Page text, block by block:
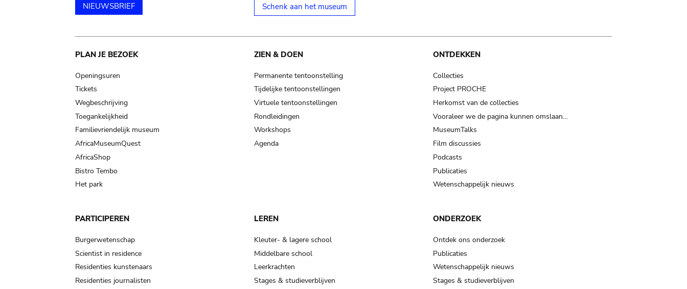
NIEUWSBRIEF Schenk aan het museum
Main
navigation
PLAN JE BEZOEK
Openingsuren
Tickets
Wegbeschrijving
Toegankelijkheid
Familievriendelijk museum
AfricaMuseumQuest
AfricaShop
Bistro Tembo
Het park
ZIEN & DOEN
Permanente tentoonstelling
Tijdelijke tentoonstellingen
Virtuele tentoonstellingen
Rondleidingen
Workshops
Agenda
ONTDEKKEN
Collecties
Project PROCHE
Herkomst van de collecties
Vooraleer we de pagina kunnen omslaan…
MuseumTalks
Film discussies
Podcasts
Publicaties
Wetenschappelijk nieuws
PARTICIPEREN
Burgerwetenschap
Scientist in residence
Residenties kunstenaars
Residenties journalisten
LEREN
Kleuter- & lagere school
Middelbare school
Leerkrachten
Stages & studieverblijven
ONDERZOEK
Ontdek ons onderzoek
Publicaties
Wetenschappelijk nieuws
Stages & studieverblijven